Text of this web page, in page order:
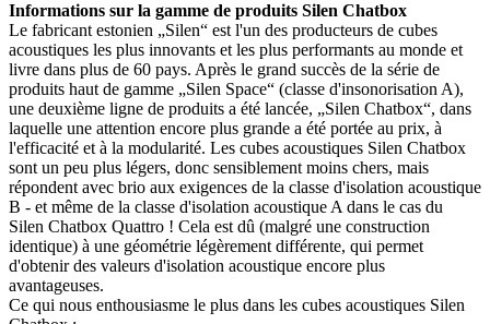
Informations sur la gamme de produits Silen Chatbox
Le fabricant estonien „Silen“ est l'un des producteurs de cubes
acoustiques les plus innovants et les plus performants au monde et
livre dans plus de 60 pays. Après le grand succès de la série de
produits haut de gamme „Silen Space“ (classe d'insonorisation A),
une deuxième ligne de produits a été lancée, „Silen Chatbox“, dans
laquelle une attention encore plus grande a été portée au prix, à
l'efficacité et à la modularité. Les cubes acoustiques Silen Chatbox
sont un peu plus légers, donc sensiblement moins chers, mais
répondent avec brio aux exigences de la classe d'isolation acoustique
B - et même de la classe d'isolation acoustique A dans le cas du
Silen Chatbox Quattro ! Cela est dû (malgré une construction
identique) à une géométrie légèrement différente, qui permet
d'obtenir des valeurs d'isolation acoustique encore plus
avantageuses.
Ce qui nous enthousiasme le plus dans les cubes acoustiques Silen